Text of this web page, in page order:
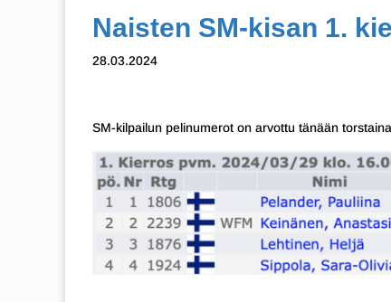
Naisten SM-kisan 1.
28.03.2024
SM-kilpailun pelinumerot on arvottu tänään